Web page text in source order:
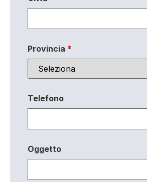
Provincia *
Telefono
Oggetto